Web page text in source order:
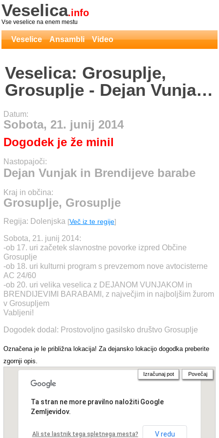
Veselica.info
Vse veselice na enem mestu
Veselice Ansambli Video
Veselica: Grosuplje,
Grosuplje - Dejan Vunjak
in Brendijeve barabe
Datum:
Sobota, 21. junij 2014
Dogodek je že minil
Nastopajoči:
Dejan Vunjak in Brendijeve barabe
Kraj in občina:
Grosuplje, Grosuplje
Regija: Dolenjska [Več iz te regije]
Sobota, 21. junij 2014:
-ob 17. uri začetek slavnostne povorke izpred Občine
Grosuplje
-ob 18. uri kulturni program s prevzemom nove avtocisterne
AC 24/60
-ob 20. uri velika veselica z DEJANOM VUNJAKOM in
BRENDIJEVIMI BARABAMI, z največjim in najboljšim žurom
v Grosupljem
Vabljeni!
Dogodek dodal: Prostovoljno gasilsko društvo Grosuplje
Označena je le približna lokacija! Za dejansko lokacijo dogodka preberite
zgornji opis.
Ta stran ne more pravilno naložiti Google
Zemljevidov.
Ali ste lastnik tega spletnega mesta? V redu
Izračunaj pot Povečaj